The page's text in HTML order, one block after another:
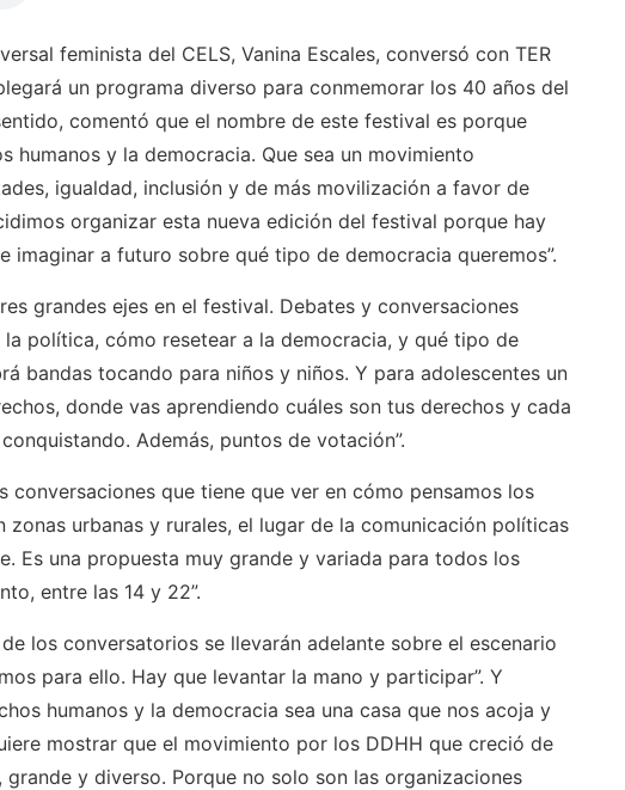
feminista del CELS, Vanina Escales, conversó con TER
un programa diverso para conmemorar los 40 años del
comentó que el nombre de este festival es porque
humanos y la democracia. Que sea un movimiento
igualdad, inclusión y de más movilización a favor de
organizar esta nueva edición del festival porque hay
imaginar a futuro sobre qué tipo de democracia queremos”.
grandes ejes en el festival. Debates y conversaciones
política, cómo resetear a la democracia, y qué tipo de
bandas tocando para niños y niños. Y para adolescentes un
donde vas aprendiendo cuáles son tus derechos y cada
Además, puntos de votación”.
conversaciones que tiene que ver en cómo pensamos los
urbanas y rurales, el lugar de la comunicación políticas
Es una propuesta muy grande y variada para todos los
entre las 14 y 22”.
los conversatorios se llevarán adelante sobre el escenario
para ello. Hay que levantar la mano y participar”. Y
humanos y la democracia sea una casa que nos acoja y
mostrar que el movimiento por los DDHH que creció de
y diverso. Porque no solo son las organizaciones